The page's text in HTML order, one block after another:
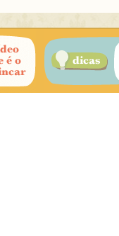
Aparar
Quando uma criança
pipa está "mandada"
"desbicando", pegá-la
Arrastão